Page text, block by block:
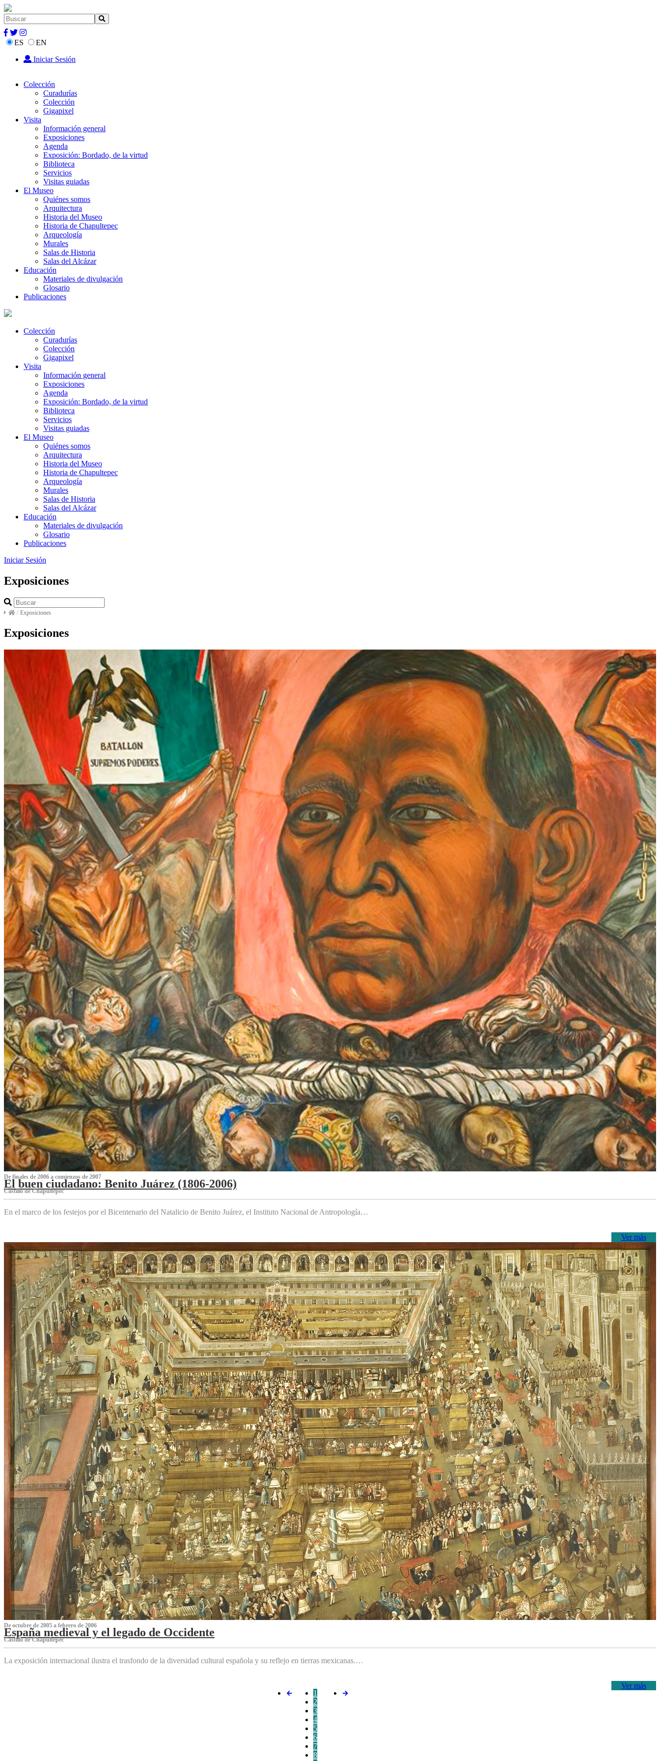
ES
EN
Iniciar Sesión
Colección
Curadurías
Colección
Gigapixel
Visita
Información general
Exposiciones
Agenda
Exposición: Bordado, de la virtud
Biblioteca
Servicios
Visitas guiadas
El Museo
Quiénes somos
Arquitectura
Historia del Museo
Historia de Chapultepec
Arqueología
Murales
Salas de Historia
Salas del Alcázar
Educación
Materiales de divulgación
Glosario
Publicaciones
Colección
Curadurías
Colección
Gigapixel
Visita
Información general
Exposiciones
Agenda
Exposición: Bordado, de la virtud
Biblioteca
Servicios
Visitas guiadas
El Museo
Quiénes somos
Arquitectura
Historia del Museo
Historia de Chapultepec
Arqueología
Murales
Salas de Historia
Salas del Alcázar
Educación
Materiales de divulgación
Glosario
Publicaciones
Iniciar Sesión
Exposiciones
/ Exposiciones
Exposiciones
De finales de 2006 a comienzos de 2007
El buen ciudadano: Benito Juárez (1806-2006)
Castillo de Chapultepec
En el marco de los festejos por el Bicentenario del Natalicio de Benito Juárez, el Instituto Nacional de Antropología…
Ver más
De octubre de 2005 a febrero de 2006
España medieval y el legado de Occidente
Castillo de Chapultepec
La exposición internacional ilustra el trasfondo de la diversidad cultural española y su reflejo en tierras mexicanas.…
Ver más
1
2
3
4
5
6
7
8